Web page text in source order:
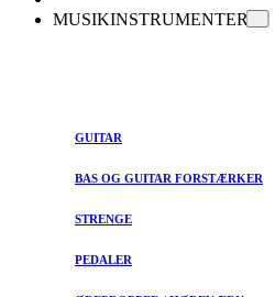
MUSIKINSTRUMENTER
GUITAR
BAS OG GUITAR FORSTÆRKER
STRENGE
PEDALER